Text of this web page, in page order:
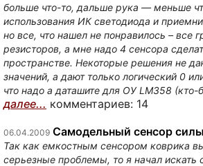
больше что-то, дальше рука — меньше
использования ИК светодиода и
но все, что нашел не понравилось – все
резисторов, а мне надо 4 сенсора
пространстве. Некоторые решения не
значений, а дают только логический 0
что надо а даташите для ОУ LM358
далее... комментариев: 14
06.04.2009 Самодельный сенсор силы
Так как емкостным сенсором коврика
серьезные проблемы, то я начал искать